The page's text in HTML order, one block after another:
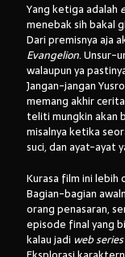
Yang ketiga adalah
menebak sih bakal
Dari premisnya aja
Evangelion. Unsur-
walaupun ya
Jangan-jangan
memang akhir
teliti mungkin akan
misalnya ketika
suci, dan ayat-ayat
Kurasa film ini lebih
Bagian-bagian
orang penasaran,
episode final yang
kalau jadi web series